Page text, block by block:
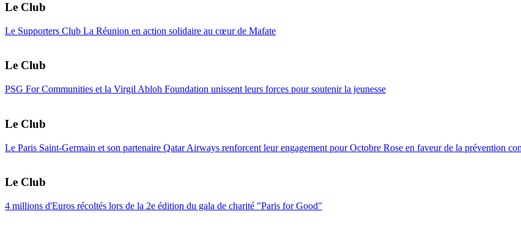
Le Club
Le Supporters Club La Réunion en action solidaire au cœur de Mafate
Le Club
PSG For Communities et la Virgil Abloh Foundation unissent leurs forces pour soutenir la jeunesse
Le Club
Le Paris Saint-Germain et son partenaire Qatar Airways renforcent leur engagement pour Octobre Rose en faveur de la prévention
Le Club
4 millions d'Euros récoltés lors de la 2e édition du gala de charité "Paris for Good"